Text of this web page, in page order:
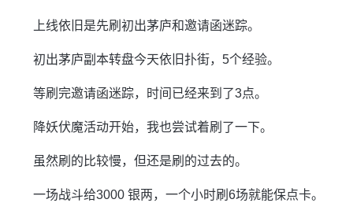
上线依旧是先刷初出茅庐和邀请函迷踪。
初出茅庐副本转盘今天依旧扑街，5个经验。
等刷完邀请函迷踪，时间已经来到了3点。
降妖伏魔活动开始，我也尝试着刷了一下。
虽然刷的比较慢，但还是刷的过去的。
一场战斗给3000 银两，一个小时刷6场就能保点卡。